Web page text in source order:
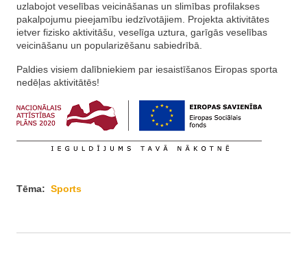
uzlabojot veselības veicināšanas un slimības profilakses
pakalpojumu pieejamību iedzīvotājiem. Projekta aktivitātes
ietver fizisko aktivitāšu, veselīga uztura, garīgās veselības
veicināšanu un popularizēšanu sabiedrībā.
Paldies visiem dalībniekiem par iesaistīšanos Eiropas sporta
nedēļas aktivitātēs!
Tēma: Sports